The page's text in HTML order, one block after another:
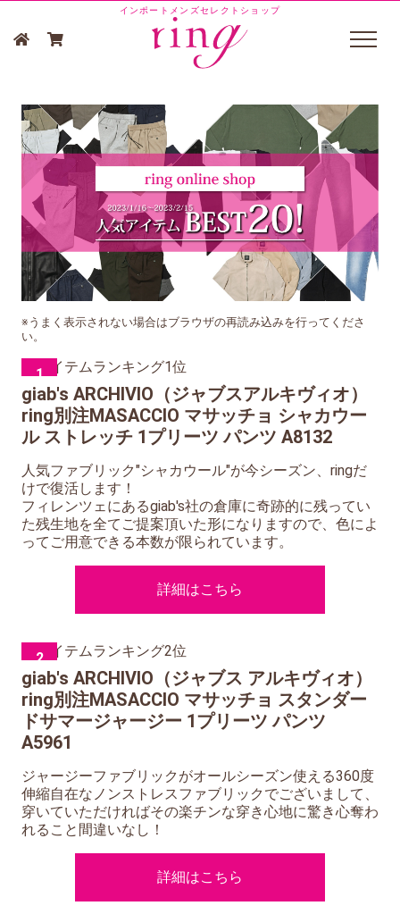
インポートメンズセレクトショップ
※うまく表示されない場合はブラウザの再読み込みを行ってくださ
い。
1
giab's ARCHIVIO（ジャブスアルキヴィオ）
ring別注MASACCIO マサッチョ シャカウー
ル ストレッチ 1プリーツ パンツ A8132
人気ファブリック"シャカウール"が今シーズン、ringだ
けで復活します！
フィレンツェにあるgiab's社の倉庫に奇跡的に残ってい
た残生地を全てご提案頂いた形になりますので、色によ
ってご用意できる本数が限られています。
詳細はこちら
2
giab's ARCHIVIO（ジャブス アルキヴィオ）
ring別注MASACCIO マサッチョ スタンダー
ドサマージャージー 1プリーツ パンツ
A5961
ジャージーファブリックがオールシーズン使える360度
伸縮自在なノンストレスファブリックでございまして、
穿いていただければその楽チンな穿き心地に驚き心奪わ
れること間違いなし！
詳細はこちら